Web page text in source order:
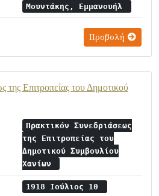
Μουντάκης, Εμμανουήλ
Προβολή
της Επιτροπείας του Δημοτικού
Πρακτικόν Συνεδριάσεως
της Επιτροπείας του
Δημοτικού Συμβουλίου
Χανίων
1918 Ιούλιος 10